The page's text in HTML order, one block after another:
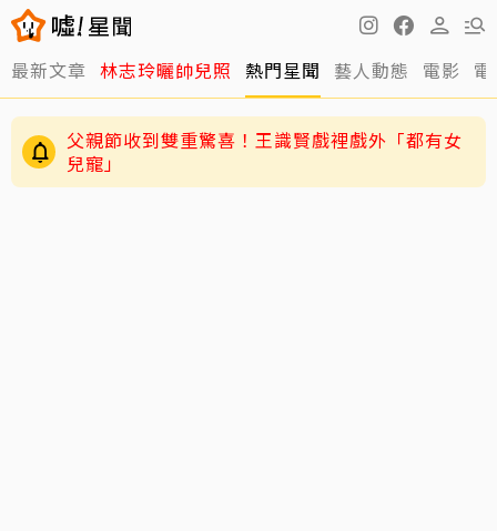
最新文章 林志玲曬帥兒照 熱門星聞 藝人動態 電影
父親節收到雙重驚喜！王識賢戲裡戲外「都有女
兒寵」